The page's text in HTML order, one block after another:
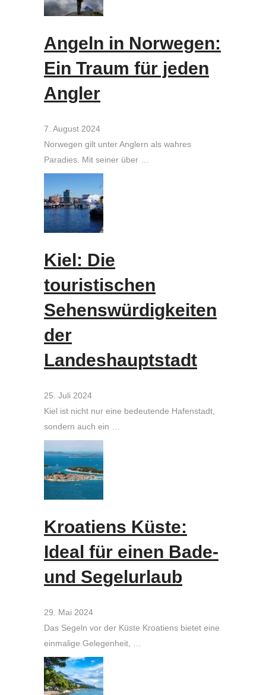
Angeln in Norwegen:
Ein Traum für jeden
Angler
7. August 2024
Norwegen gilt unter Anglern als wahres
Paradies. Mit seiner über …
Kiel: Die
touristischen
Sehenswürdigkeiten
der
Landeshauptstadt
25. Juli 2024
Kiel ist nicht nur eine bedeutende Hafenstadt,
sondern auch ein …
Kroatiens Küste:
Ideal für einen Bade-
und Segelurlaub
29. Mai 2024
Das Segeln vor der Küste Kroatiens bietet eine
einmalige Gelegenheit, …